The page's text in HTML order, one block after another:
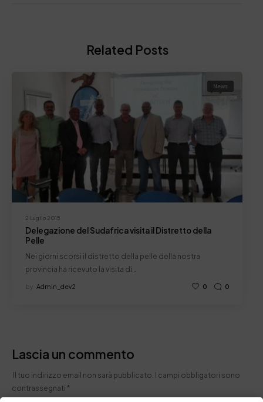
Related Posts
2 Luglio 2015
News
Delegazione del Sudafrica visita il Distretto della
Pelle
Nei giorni scorsi il distretto della pelle della nostra
provincia ha ricevuto la visita di…
by Admin_dev2 0 0
Lascia un commento
Il tuo indirizzo email non sarà pubblicato. I campi obbligatori sono
contrassegnati *